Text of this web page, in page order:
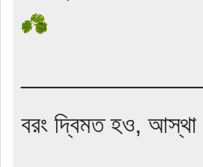
বরং দ্বিমত হও, আস্থা